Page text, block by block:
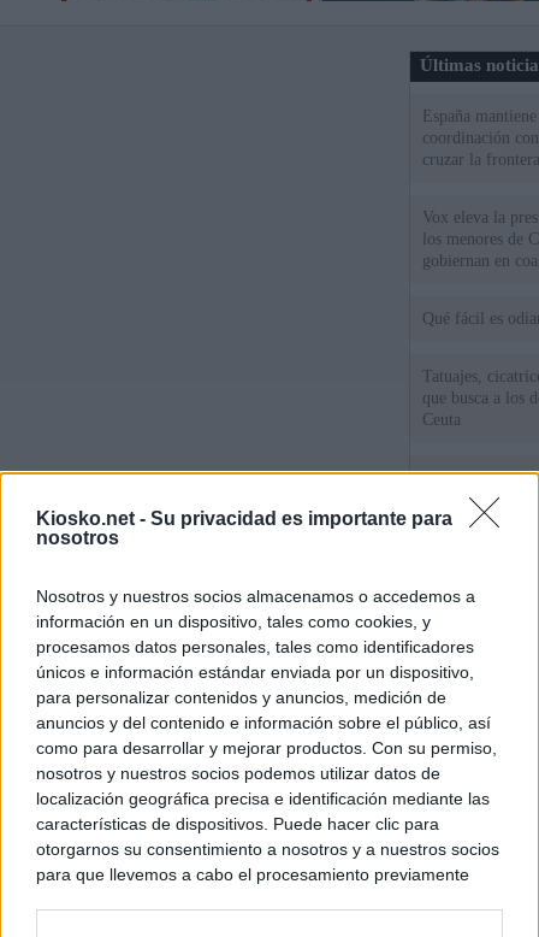
Kiosko.net - Su privacidad es importante para
nosotros
Nosotros y nuestros socios almacenamos o accedemos a
información en un dispositivo, tales como cookies, y
procesamos datos personales, tales como identificadores
únicos e información estándar enviada por un dispositivo,
para personalizar contenidos y anuncios, medición de
anuncios y del contenido e información sobre el público, así
como para desarrollar y mejorar productos. Con su permiso,
nosotros y nuestros socios podemos utilizar datos de
localización geográfica precisa e identificación mediante las
características de dispositivos. Puede hacer clic para
otorgarnos su consentimiento a nosotros y a nuestros socios
para que llevemos a cabo el procesamiento previamente
Últimas
España
coordinación
cruzar la
Vox eleva la
los menores de
gobiernan en
Qué fácil es
Tatuajes,
que busca a los
Ceuta
Herencia del
del PP: así es
ático de Ayuso
Chamberí
prohíbe la
© Kiosko.net Aviso Legal Privacidad y Cookies